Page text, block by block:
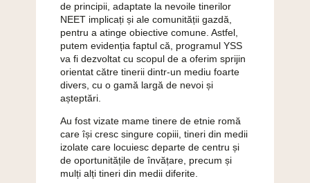
de principii, adaptate la nevoile tinerilor
NEET implicați și ale comunității gazdă,
pentru a atinge obiective comune. Astfel,
putem evidenția faptul că, programul YSS
va fi dezvoltat cu scopul de a oferim sprijin
orientat către tinerii dintr-un mediu foarte
divers, cu o gamă largă de nevoi și
așteptări.
Au fost vizate mame tinere de etnie romă
care își cresc singure copiii, tineri din medii
izolate care locuiesc departe de centru și
de oportunitățile de învățare, precum și
mulți alți tineri din medii diferite.